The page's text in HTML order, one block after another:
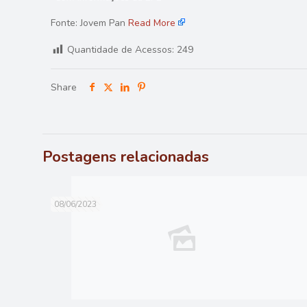
Fonte: Jovem PanRead More
Quantidade de Acessos: 249
Share
Postagens relacionadas
08/06/2023